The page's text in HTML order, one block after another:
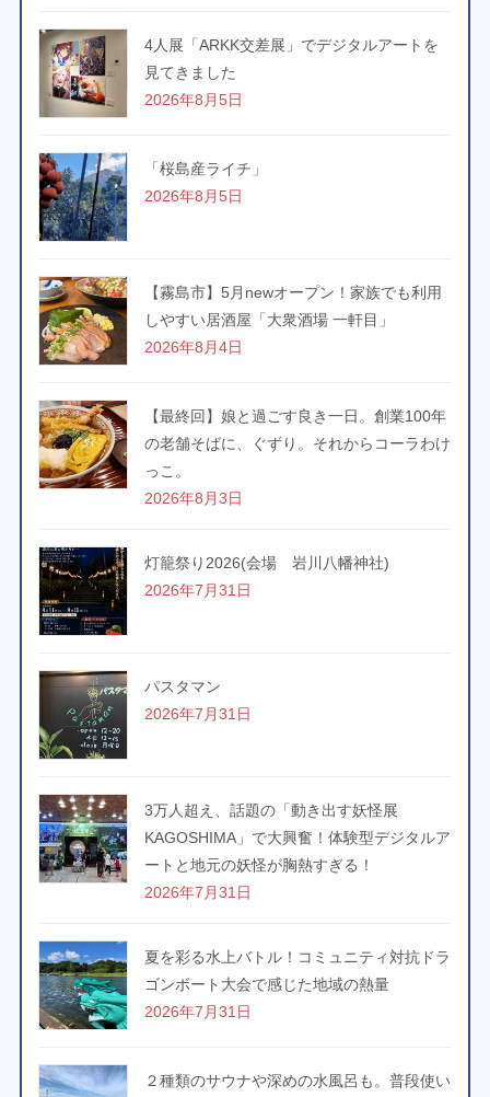
4人展「ARKK交差展」でデジタルアートを
見てきました
2026年8月5日
「桜島産ライチ」
2026年8月5日
【霧島市】5月newオープン！家族でも利用
しやすい居酒屋「大衆酒場 一軒目」
2026年8月4日
【最終回】娘と過ごす良き一日。創業100年
の老舗そばに、ぐずり。それからコーラわけ
っこ。
2026年8月3日
灯籠祭り2026(会場 岩川八幡神社)
2026年7月31日
パスタマン
2026年7月31日
3万人超え、話題の「動き出す妖怪展
KAGOSHIMA」で大興奮！体験型デジタルア
ートと地元の妖怪が胸熱すぎる！
2026年7月31日
夏を彩る水上バトル！コミュニティ対抗ドラ
ゴンボート大会で感じた地域の熱量
2026年7月31日
２種類のサウナや深めの水風呂も。普段使い